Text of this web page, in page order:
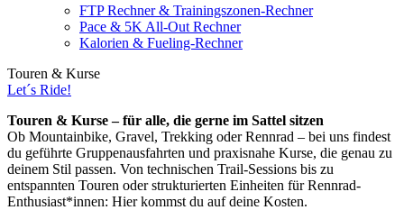
FTP Rechner & Trainingszonen-Rechner
Pace & 5K All-Out Rechner
Kalorien & Fueling-Rechner
Touren & Kurse
Let´s Ride!
Touren & Kurse – für alle, die gerne im Sattel sitzen
Ob Mountainbike, Gravel, Trekking oder Rennrad – bei uns findest
du geführte Gruppenausfahrten und praxisnahe Kurse, die genau zu
deinem Stil passen. Von technischen Trail-Sessions bis zu
entspannten Touren oder strukturierten Einheiten für Rennrad-
Enthusiast*innen: Hier kommst du auf deine Kosten.